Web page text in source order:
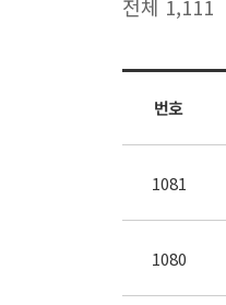
전체 1,111
번호
1081
1080